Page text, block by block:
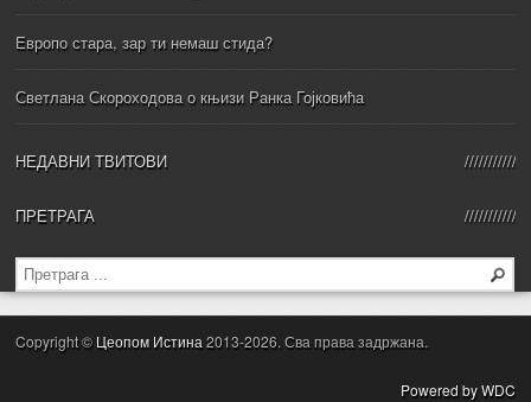
Европо стара, зар ти немаш стида?
Светлана Скороходова о књизи Ранка Гојковића
НЕДАВНИ ТВИТОВИ
ПРЕТРАГА
Copyright © Цеопом Истина2013-2026. Сва права задржана.
Powered by WDC